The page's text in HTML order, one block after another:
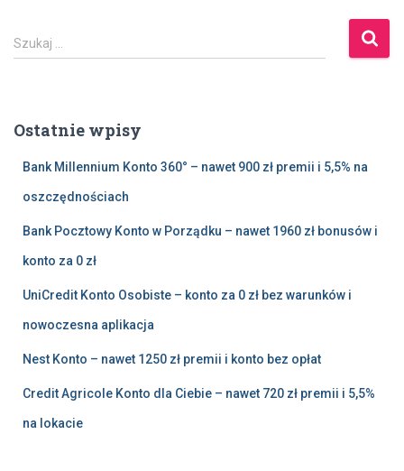
S
z
j
Szukaj …
Ostatnie wpisy
Bank Millennium Konto 360° – nawet 900 zł premii i 5,5% na
oszczędnościach
Bank Pocztowy Konto w Porządku – nawet 1960 zł bonusów i
konto za 0 zł
UniCredit Konto Osobiste – konto za 0 zł bez warunków i
nowoczesna aplikacja
Nest Konto – nawet 1250 zł premii i konto bez opłat
Credit Agricole Konto dla Ciebie – nawet 720 zł premii i 5,5%
na lokacie